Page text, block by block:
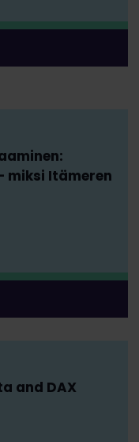
miksi Itämeren
and DAX